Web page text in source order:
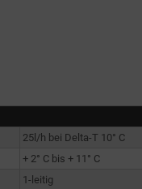
25l/h bei Delta-T 10° C
+ 2° C bis + 11° C
1-leitig